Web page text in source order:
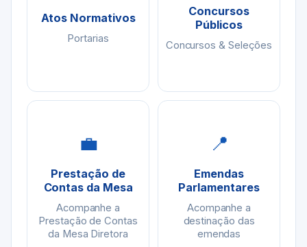
Atos Normativos
Portarias
Concursos
Públicos
Concursos & Seleções
💼
Prestação de
Contas da Mesa
Acompanhe a
Prestação de Contas
da Mesa Diretora
📍
Emendas
Parlamentares
Acompanhe a
destinação das
emendas